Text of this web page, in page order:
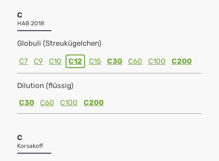
C
HAB 2018
Globuli (Streukügelchen)
C7 C9 C10 C12 C15 C30 C60 C100 C200
Dilution (flüssig)
C30
C60 C100 C200
C
Korsakoff